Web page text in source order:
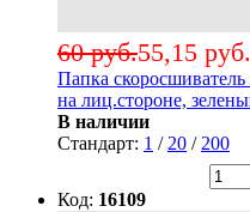
55,15 руб.
60 руб.
Папка
на лиц.стороне,
В наличии
Стандарт: 1 / 20 / 200
Код: 16109